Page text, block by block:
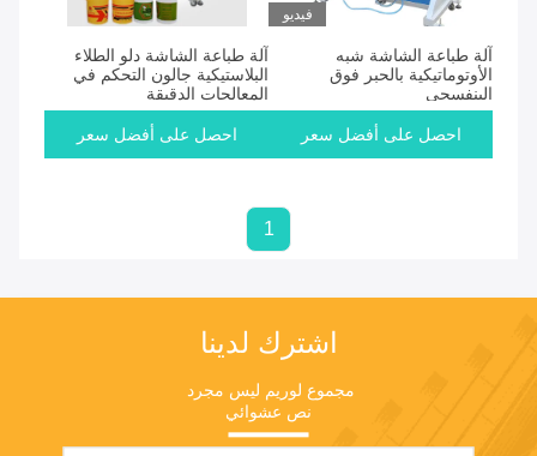
فيديو
آلة طباعة الشاشة شبه
الأوتوماتيكية بالحبر فوق
البنفسجي
احصل على أفضل سعر
آلة طباعة الشاشة دلو الطلاء
البلاستيكية جالون التحكم في
المعالجات الدقيقة
احصل على أفضل سعر
1
اشترك لدينا
نص عشوائي